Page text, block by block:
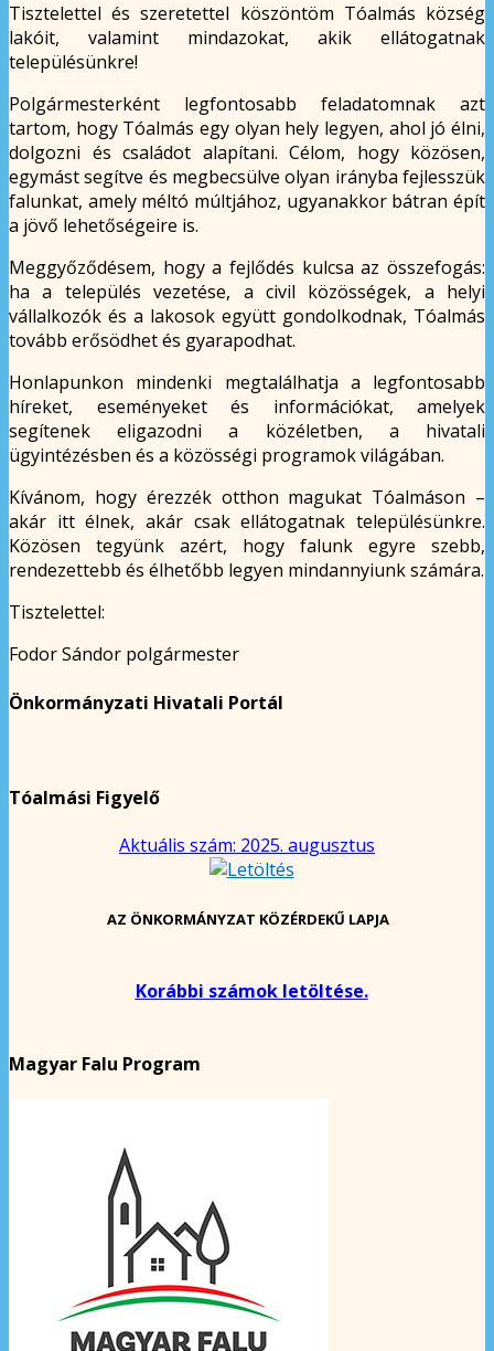
Tisztelettel és szeretettel köszöntöm Tóalmás község
lakóit, valamint mindazokat, akik ellátogatnak
településünkre!
Polgármesterként legfontosabb feladatomnak azt
tartom, hogy Tóalmás egy olyan hely legyen, ahol jó élni,
dolgozni és családot alapítani. Célom, hogy közösen,
egymást segítve és megbecsülve olyan irányba fejlesszük
falunkat, amely méltó múltjához, ugyanakkor bátran épít
a jövő lehetőségeire is.
Meggyőződésem, hogy a fejlődés kulcsa az összefogás:
ha a település vezetése, a civil közösségek, a helyi
vállalkozók és a lakosok együtt gondolkodnak, Tóalmás
tovább erősödhet és gyarapodhat.
Honlapunkon mindenki megtalálhatja a legfontosabb
híreket, eseményeket és információkat, amelyek
segítenek eligazodni a közéletben, a hivatali
ügyintézésben és a közösségi programok világában.
Kívánom, hogy érezzék otthon magukat Tóalmáson –
akár itt élnek, akár csak ellátogatnak településünkre.
Közösen tegyünk azért, hogy falunk egyre szebb,
rendezettebb és élhetőbb legyen mindannyiunk számára.
Tisztelettel:
Fodor Sándor polgármester
Önkormányzati Hivatali Portál
Tóalmási Figyelő
Aktuális szám: 2025. augusztus
AZ ÖNKORMÁNYZAT KÖZÉRDEKŰ LAPJA
Korábbi számok letöltése.
Magyar Falu Program